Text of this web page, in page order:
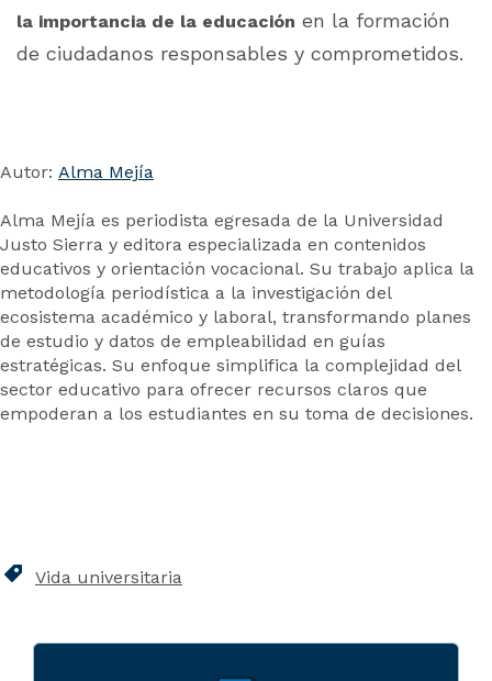
la importancia de la educación en la formación
de ciudadanos responsables y comprometidos.
Autor: Alma Mejía
Alma Mejía es periodista egresada de la Universidad
Justo Sierra y editora especializada en contenidos
educativos y orientación vocacional. Su trabajo aplica la
metodología periodística a la investigación del
ecosistema académico y laboral, transformando planes
de estudio y datos de empleabilidad en guías
estratégicas. Su enfoque simplifica la complejidad del
sector educativo para ofrecer recursos claros que
empoderan a los estudiantes en su toma de decisiones.
Vida universitaria